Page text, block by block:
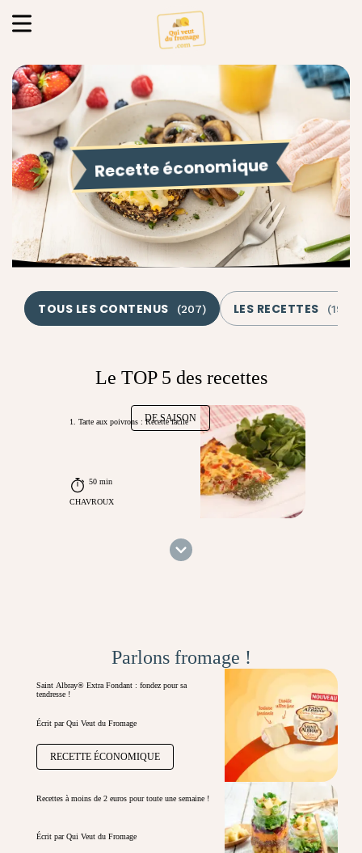
Recette économique
TOUS LES CONTENUS (207) LES RECETTES (198
Le TOP 5 des recettes
DE SAISON
1. Tarte aux poivrons : Recette facile
50 min
CHAVROUX
Parlons fromage !
Saint Albray® Extra Fondant : fondez pour sa
tendresse !
Écrit par Qui Veut du Fromage
RECETTE ÉCONOMIQUE
Recettes à moins de 2 euros pour toute une semaine !
Écrit par Qui Veut du Fromage